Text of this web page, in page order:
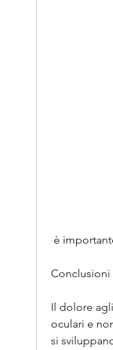
è
Conclusioni
Il dolore
oculari e
si